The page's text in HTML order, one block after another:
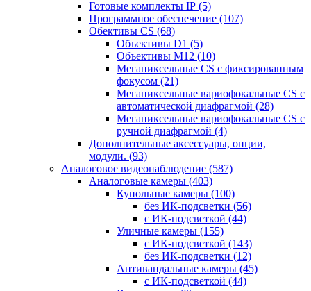
Готовые комплекты IP (5)
Программное обеспечение (107)
Обективы CS (68)
Объективы D1 (5)
Объективы M12 (10)
Мегапиксельные CS c фиксированным
фокусом (21)
Мегапиксельные вариофокальные CS c
автоматической диафрагмой (28)
Мегапиксельные вариофокальные CS c
ручной диафрагмой (4)
Дополнительные аксессуары, опции,
модули. (93)
Аналоговое видеонаблюдение (587)
Аналоговые камеры (403)
Купольные камеры (100)
без ИК-подсветки (56)
с ИК-подсветкой (44)
Уличные камеры (155)
с ИК-подсветкой (143)
без ИК-подсветки (12)
Антивандальные камеры (45)
с ИК-подсветкой (44)